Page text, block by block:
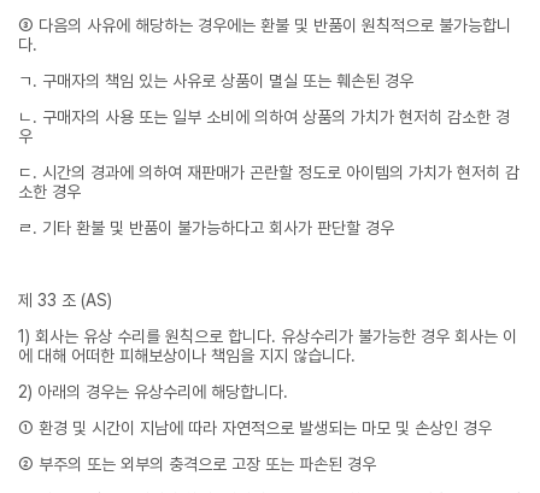
③ 다음의 사유에 해당하는 경우에는 환불 및 반품이 원칙적으로 불가능합니
다.
ㄱ. 구매자의 책임 있는 사유로 상품이 멸실 또는 훼손된 경우
ㄴ. 구매자의 사용 또는 일부 소비에 의하여 상품의 가치가 현저히 감소한 경
우
ㄷ. 시간의 경과에 의하여 재판매가 곤란할 정도로 아이템의 가치가 현저히 감
소한 경우
ㄹ. 기타 환불 및 반품이 불가능하다고 회사가 판단할 경우
제 33 조 (AS)
1) 회사는 유상 수리를 원칙으로 합니다. 유상수리가 불가능한 경우 회사는 이
에 대해 어떠한 피해보상이나 책임을 지지 않습니다.
2) 아래의 경우는 유상수리에 해당합니다.
① 환경 및 시간이 지남에 따라 자연적으로 발생되는 마모 및 손상인 경우
② 부주의 또는 외부의 충격으로 고장 또는 파손된 경우